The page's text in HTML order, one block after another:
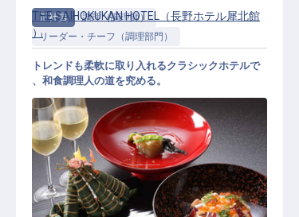
正社員
調理（調理師）
リーダー・チーフ（調理部門）
和食調理リーダー候補（県庁付近の
THE SAIHOKUKAN HOTEL（長野ホテル犀北館
）
トレンドも柔軟に取り入れるクラシックホテルで
、和食調理人の道を究める。